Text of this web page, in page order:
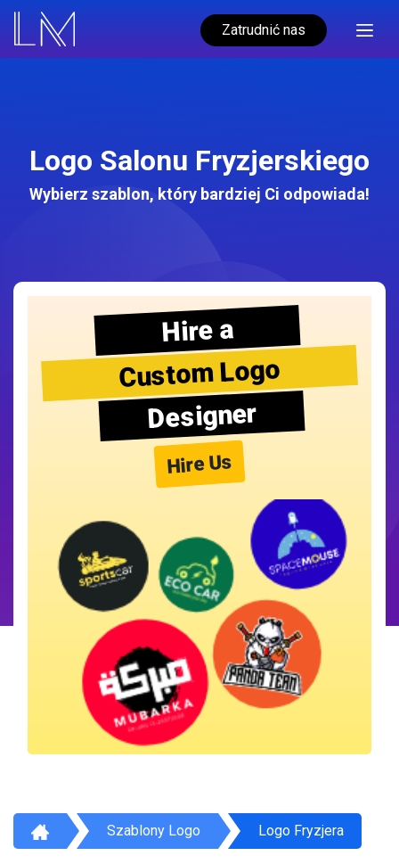
Zatrudnić nas
Logo Salonu Fryzjerskiego
Wybierz szablon, który bardziej Ci odpowiada!
Hire a
Custom Logo
Designer
Hire Us
Szablony Logo Logo Fryzjera